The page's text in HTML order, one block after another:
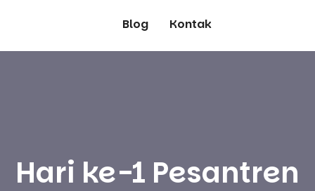
Blog Kontak
Hari ke-1 Pesantren